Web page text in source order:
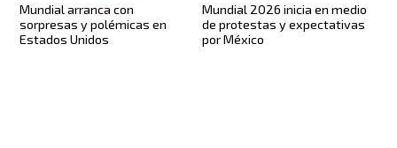
Mundial arranca con
sorpresas y polémicas en
Estados Unidos
Mundial 2026 inicia en medio
de protestas y expectativas
por México